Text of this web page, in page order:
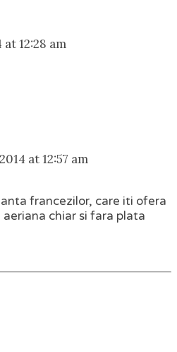
12:28 am
at 12:57 am
francezilor, care iti ofera
chiar si fara plata